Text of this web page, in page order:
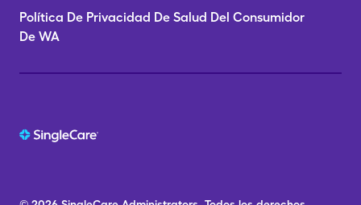
Política De Privacidad De Salud Del Consumidor
De WA